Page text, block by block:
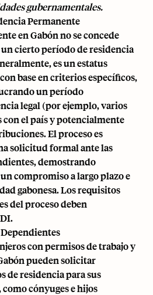
gubernamentales.
Permanente
en Gabón no se concede
cierto período de residencia
es un estatus
base en criterios específicos,
un período
legal (por ejemplo, varios
el país y potencialmente
El proceso es
solicitud formal ante las
demostrando
compromiso a largo plazo e
gabonesa. Los requisitos
del proceso deben
con permisos de trabajo y
pueden solicitar
de residencia para sus
cónyuges e hijos